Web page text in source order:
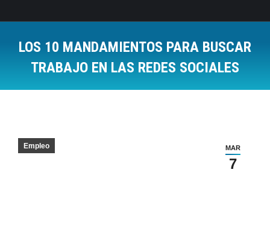
LOS 10 MANDAMIENTOS PARA BUSCAR
TRABAJO EN LAS REDES SOCIALES
MAR
7
Empleo